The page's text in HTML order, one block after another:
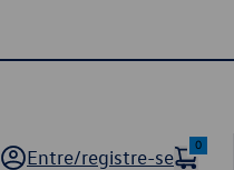
Entre/registre-se
0